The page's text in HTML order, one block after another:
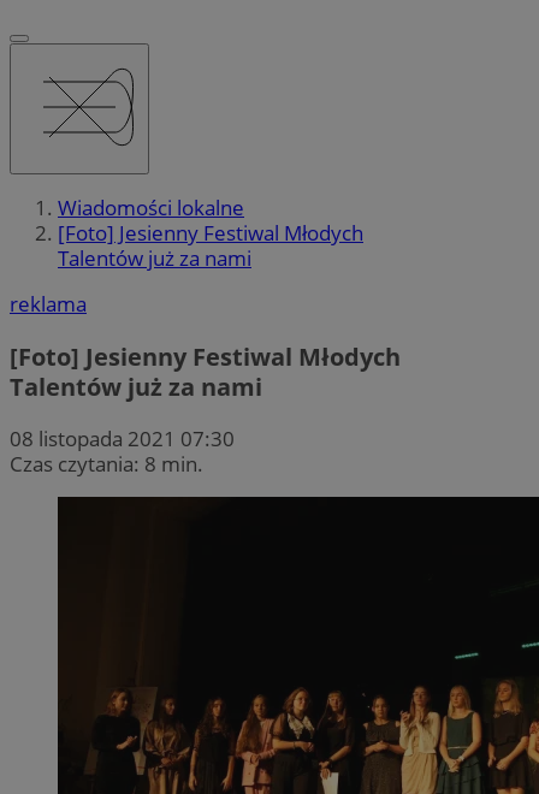
Wiadomości lokalne
[Foto] Jesienny Festiwal Młodych
Talentów już za nami
reklama
[Foto] Jesienny Festiwal Młodych
Talentów już za nami
08 listopada 2021 07:30
Czas czytania: 8 min.